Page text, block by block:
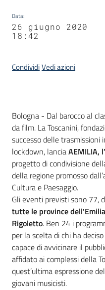
Data:
26 giugno 2020
18:42
CondividiVedi azioni
Contenuto
Bologna - Dal barocco al
da film. La Toscanini,
successo delle
lockdown, lanciaAEMILIA,
progetto di condivisione
della regione promosso
Cultura e Paesaggio.
Gli eventi previsti sono 77,
tutte le province
Rigoletto. Ben 24 i
per la scelta di chi ha
capace di avvicinare il
affidato ai complessi della
quest’ultima espressione
giovani musicisti.